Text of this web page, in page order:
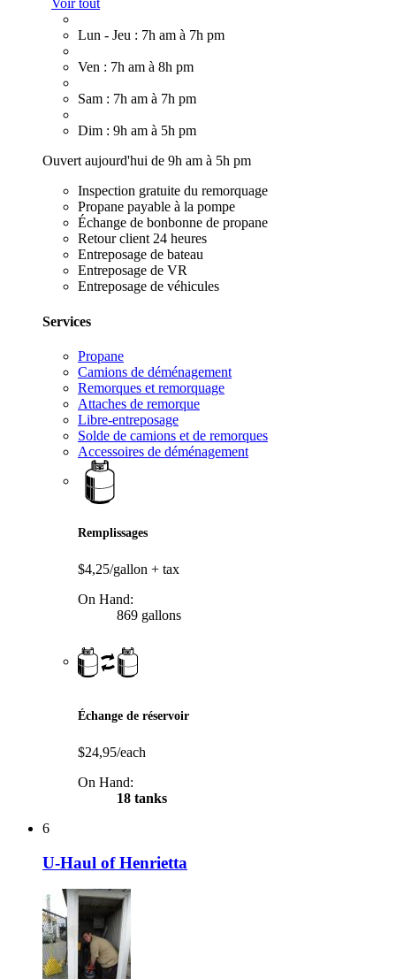
Voir tout
Lun - Jeu : 7h am à 7h pm
Ven : 7h am à 8h pm
Sam : 7h am à 7h pm
Dim : 9h am à 5h pm
Ouvert aujourd'hui de 9h am à 5h pm
Inspection gratuite du remorquage
Propane payable à la pompe
Échange de bonbonne de propane
Retour client 24 heures
Entreposage de bateau
Entreposage de VR
Entreposage de véhicules
Services
Propane
Camions de déménagement
Remorques et remorquage
Attaches de remorque
Libre-entreposage
Solde de camions et de remorques
Accessoires de déménagement
Remplissages
$4,25/gallon + tax
On Hand:
869 gallons
Échange de réservoir
$24,95/each
On Hand:
18 tanks
6
U-Haul of Henrietta